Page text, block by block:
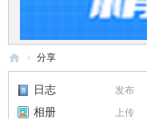
白
› 分享
发布
日志
上传
相册